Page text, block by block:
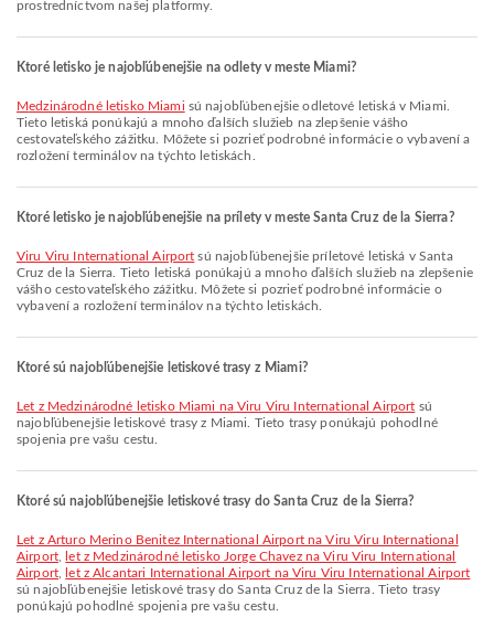
prostredníctvom našej platformy.
Ktoré letisko je najobľúbenejšie na odlety v meste Miami?
Medzinárodné letisko Miami sú najobľúbenejšie odletové letiská v Miami.
Tieto letiská ponúkajú a mnoho ďalších služieb na zlepšenie vášho
cestovateľského zážitku. Môžete si pozrieť podrobné informácie o vybavení a
rozložení terminálov na týchto letiskách.
Ktoré letisko je najobľúbenejšie na prílety v meste Santa Cruz de la Sierra?
Viru Viru International Airport sú najobľúbenejšie príletové letiská v Santa
Cruz de la Sierra. Tieto letiská ponúkajú a mnoho ďalších služieb na zlepšenie
vášho cestovateľského zážitku. Môžete si pozrieť podrobné informácie o
vybavení a rozložení terminálov na týchto letiskách.
Ktoré sú najobľúbenejšie letiskové trasy z Miami?
let z Medzinárodné letisko Miami na Viru Viru International Airport sú
najobľúbenejšie letiskové trasy z Miami. Tieto trasy ponúkajú pohodlné
spojenia pre vašu cestu.
Ktoré sú najobľúbenejšie letiskové trasy do Santa Cruz de la Sierra?
let z Arturo Merino Benitez International Airport na Viru Viru International
Airport,
let z Medzinárodné letisko Jorge Chavez na Viru Viru International
Airport,
let z Alcantari International Airport na Viru Viru International Airport
sú najobľúbenejšie letiskové trasy do Santa Cruz de la Sierra. Tieto trasy
ponúkajú pohodlné spojenia pre vašu cestu.